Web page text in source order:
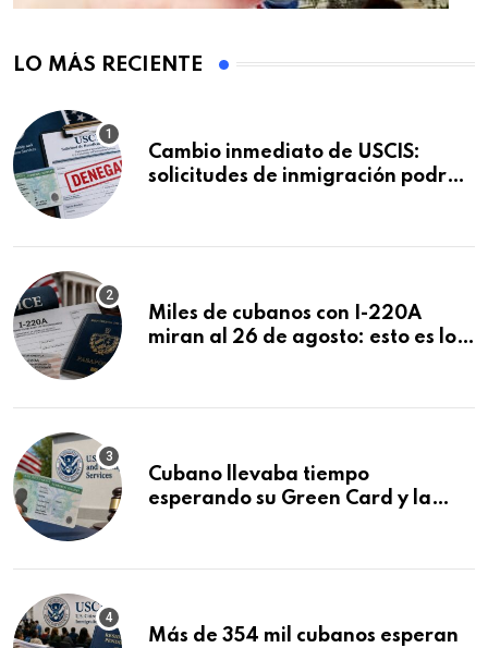
LO MÁS RECIENTE
Cambio inmediato de USCIS:
solicitudes de inmigración podrán
Miles de cubanos con I-220A
miran al 26 de agosto: esto es lo
Cubano llevaba tiempo
esperando su Green Card y la
Más de 354 mil cubanos esperan